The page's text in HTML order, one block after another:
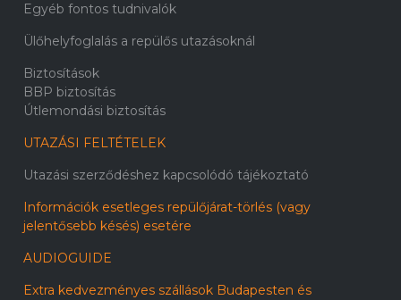
Egyéb fontos tudnivalók
Ülőhelyfoglalás a repülős utazásoknál
Biztosítások
BBP biztosítás
Útlemondási biztosítás
UTAZÁSI FELTÉTELEK
Utazási szerződéshez kapcsolódó tájékoztató
Információk esetleges repülőjárat-törlés (vagy
jelentősebb késés) esetére
AUDIOGUIDE
Extra kedvezményes szállások Budapesten és